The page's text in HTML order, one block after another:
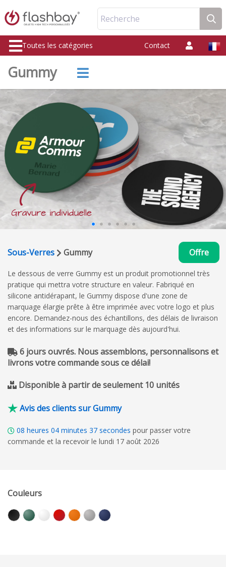
Recherche
Toutes les catégories Contact
Gummy
Sous-Verres Gummy Offre
Le dessous de verre Gummy est un produit promotionnel très
pratique qui mettra votre structure en valeur. Fabriqué en
silicone antidérapant, le Gummy dispose d'une zone de
marquage élargie prête à être imprimée avec votre logo et plus
encore. Demandez-nous des échantillons, des délais de livraison
et des informations sur le marquage dès aujourd'hui.
6 jours ouvrés. Nous assemblons, personnalisons et
livrons votre commande sous ce délai!
Disponible à partir de seulement 10 unités
Avis des clients sur Gummy
08 heures 04 minutes 36 secondes pour passer votre
commande et la recevoir le lundi 17 août 2026
Couleurs